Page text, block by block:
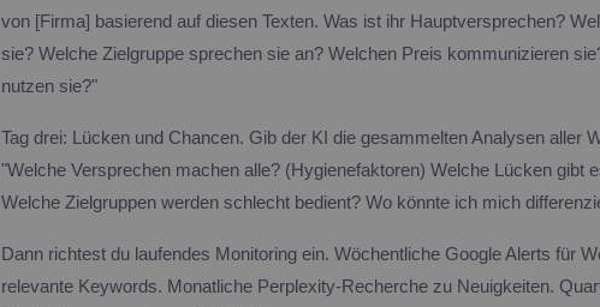
von [Firma] basierend auf diesen Texten. Was ist ihr Hauptversprechen?
sie? Welche Zielgruppe sprechen sie an? Welchen Preis kommunizieren
nutzen sie?"
Tag drei: Lücken und Chancen. Gib der KI die gesammelten Analysen aller
"Welche Versprechen machen alle? (Hygienefaktoren) Welche Lücken gibt
Welche Zielgruppen werden schlecht bedient? Wo könnte ich mich
Dann richtest du laufendes Monitoring ein. Wöchentliche Google Alerts für
relevante Keywords. Monatliche Perplexity-Recherche zu Neuigkeiten.